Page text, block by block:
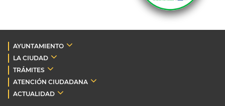
AYUNTAMIENTO
LA CIUDAD
TRÁMITES
ATENCIÓN CIUDADANA
ACTUALIDAD